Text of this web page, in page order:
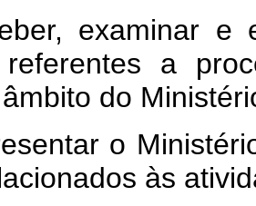
examinar e
referentes a
do
o
às